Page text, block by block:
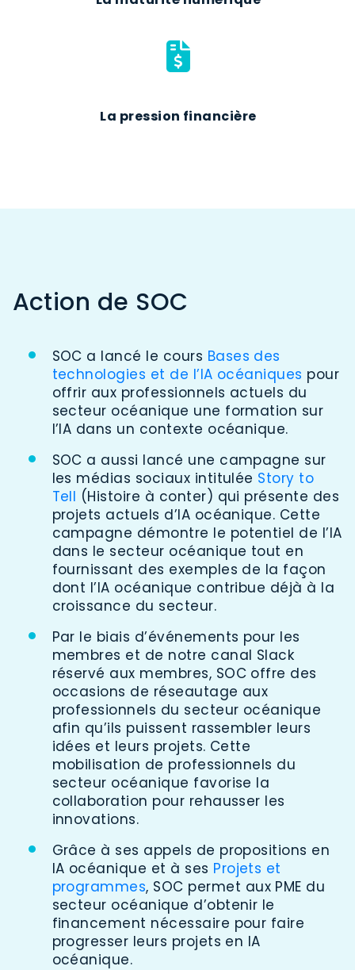
La pression financière
Action de SOC
SOC a lancé le cours Bases des
technologies et de l’IA océaniques pour
offrir aux professionnels actuels du
secteur océanique une formation sur
l’IA dans un contexte océanique.
SOC a aussi lancé une campagne sur
les médias sociaux intitulée Story to
Tell (Histoire à conter) qui présente des
projets actuels d’IA océanique. Cette
campagne démontre le potentiel de l’IA
dans le secteur océanique tout en
fournissant des exemples de la façon
dont l’IA océanique contribue déjà à la
croissance du secteur.
Par le biais d’événements pour les
membres et de notre canal Slack
réservé aux membres, SOC offre des
occasions de réseautage aux
professionnels du secteur océanique
afin qu’ils puissent rassembler leurs
idées et leurs projets. Cette
mobilisation de professionnels du
secteur océanique favorise la
collaboration pour rehausser les
innovations.
Grâce à ses appels de propositions en
IA océanique et à ses Projets et
programmes, SOC permet aux PME du
secteur océanique d’obtenir le
financement nécessaire pour faire
progresser leurs projets en IA
océanique.